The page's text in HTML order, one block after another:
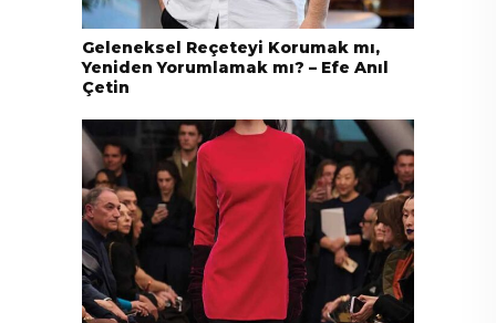
Geleneksel Reçeteyi Korumak mı,
Yeniden Yorumlamak mı? – Efe Anıl
Çetin